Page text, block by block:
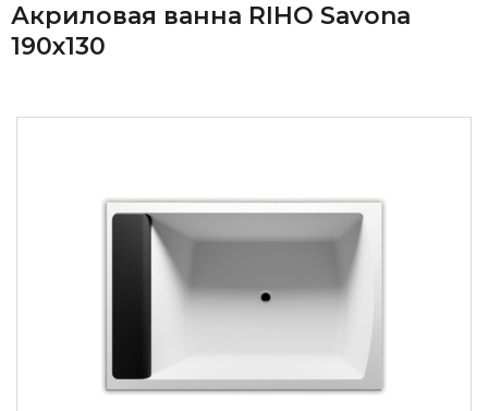
Акриловая ванна RIHO Savona
190х130